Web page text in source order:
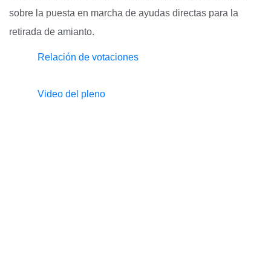
sobre la puesta en marcha de ayudas directas para la
retirada de amianto.
Relación de votaciones
Video del pleno